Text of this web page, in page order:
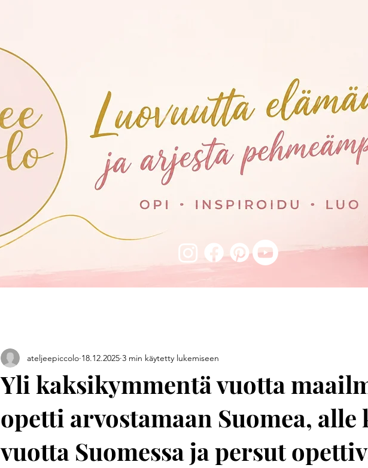
Yli kaksikymmentä vuotta
opetti arvostamaan Suomea, alle
vuotta Suomessa ja persut
ateljeepiccolo 18.12.2025 3 min käytetty lukemiseen